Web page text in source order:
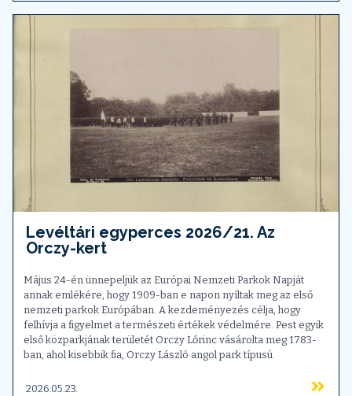
Levéltári egyperces 2026/21. Az
Orczy-kert
Május 24-én ünnepeljük az Európai Nemzeti Parkok Napját
annak emlékére, hogy 1909-ban e napon nyíltak meg az első
nemzeti parkok Európában. A kezdeményezés célja, hogy
felhívja a figyelmet a természeti értékek védelmére. Pest egyik
első közparkjának területét Orczy Lőrinc vásárolta meg 1783-
ban, ahol kisebbik fia, Orczy László angol park típusú
2026.05.23.